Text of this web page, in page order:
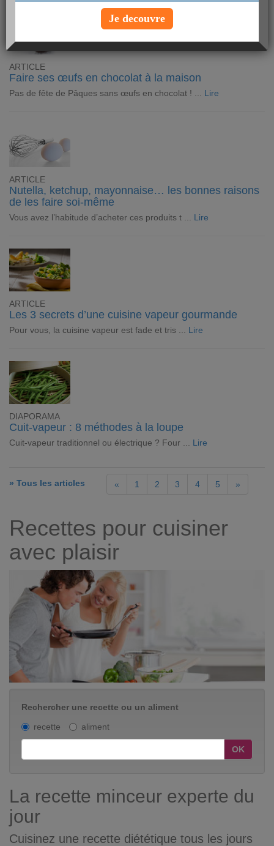
ARTICLE
Faire ses œufs en chocolat à la maison
Pas de fête de Pâques sans œufs en chocolat ! ... Lire
ARTICLE
Nutella, ketchup, mayonnaise… les bonnes raisons
de les faire soi-même
Vous avez l’habitude d’acheter ces produits t ... Lire
ARTICLE
Les 3 secrets d’une cuisine vapeur gourmande
Pour vous, la cuisine vapeur est fade et tris ... Lire
DIAPORAMA
Cuit-vapeur : 8 méthodes à la loupe
Cuit-vapeur traditionnel ou électrique ? Four ... Lire
» Tous les articles « 1 2 3 4 5 »
Recettes pour cuisiner
avec plaisir
Rechercher une recette ou un aliment
recette
aliment
OK
La recette minceur experte du
jour
Cuisinez une recette diététique tous les jours
Je decouvre